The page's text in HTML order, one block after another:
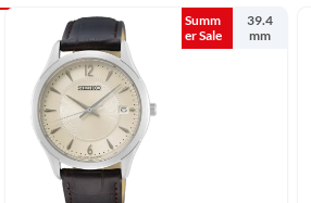
Summ
er Sale
39.4
mm